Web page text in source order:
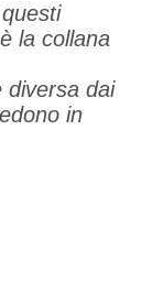
la collana
diversa dai
in